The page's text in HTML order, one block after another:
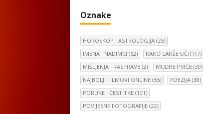
Oznake
HOROSKOP I ASTROLOGIJA (25)
IMENA I NADIMCI (62) KAKO LAKŠE UČITI (7)
MIŠLJENJA I RASPRAVE (2) MUDRE PRIČE (30)
NAJBOLJI FILMOVI ONLINE (55) POEZIJA (38)
PORUKE I ČESTITKE (101)
POVIJESNE FOTOGRAFIJE (22)